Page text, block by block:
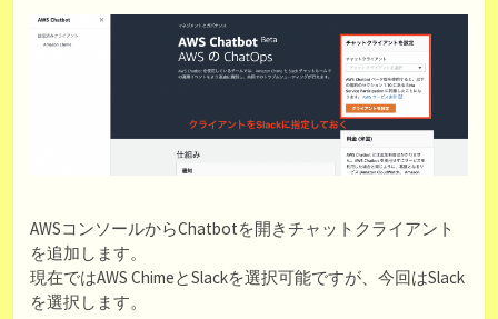
AWSコンソールからChatbotを開きチャットクライアント
を追加します。
現在ではAWS ChimeとSlackを選択可能ですが、今回はSlack
を選択します。